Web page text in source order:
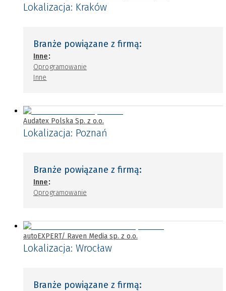
Lokalizacja: Kraków
Branże powiązane z firmą:
Inne:
Oprogramowanie
Inne
Audatex Polska Sp. z o.o.
Lokalizacja: Poznań
Branże powiązane z firmą:
Inne:
Oprogramowanie
autoEXPERT/ Raven Media sp. z o.o.
Lokalizacja: Wrocław
Branże powiązane z firmą: